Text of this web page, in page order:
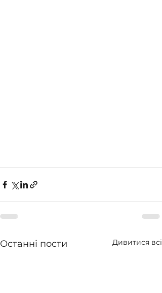
Останні пости Дивитися всі